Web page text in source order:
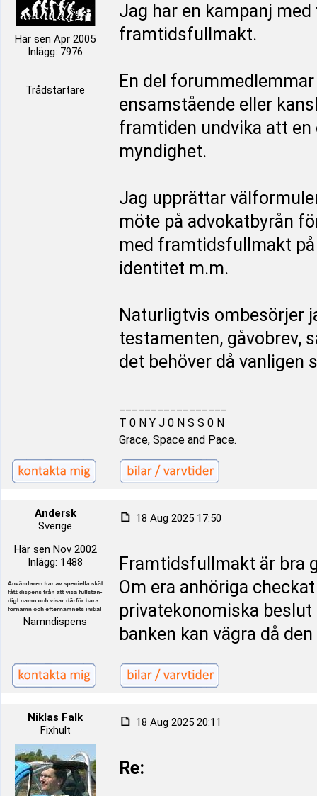
Här sen Apr 2005
Inlägg: 7976
Trådstartare
Jag har en kampanj
framtidsfullmakt.
En del
ensamstående eller
framtiden undvika att
myndighet.
Jag upprättar
möte på advokatbyrån
med framtidsfullmakt
identitet m.m.
Naturligtvis ombesörjer
testamenten, gåvobrev,
det behöver då vanligen
T 0 N Y J 0 N S S 0 N
Grace, Space and Pace.
Andersk
Sverige
Här sen Nov 2002
Inlägg: 1488
Namndispens
18 Aug 2025 17:50
Framtidsfullmakt är bra
Om era anhöriga
privatekonomiska
banken kan vägra då
Niklas Falk
Fixhult
18 Aug 2025 20:11
Re: